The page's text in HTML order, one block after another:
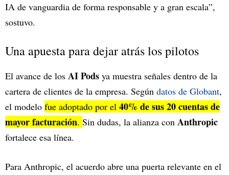
IA de vanguardia de forma responsable y a gran escala”,
sostuvo.
Una apuesta para dejar atrás los pilotos
El avance de los AI Pods ya muestra señales dentro de la
cartera de clientes de la empresa. Según datos de Globant,
el modelo fue adoptado por el 40% de sus 20 cuentas de
mayor facturación. Sin dudas, la alianza con Anthropic
fortalece esa línea.
Para Anthropic, el acuerdo abre una puerta relevante en el